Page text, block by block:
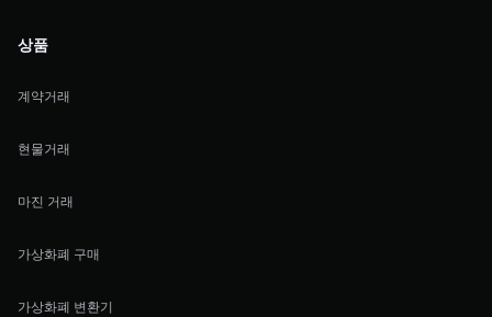
상품
계약거래
현물거래
마진 거래
가상화폐 구매
가상화폐 변환기